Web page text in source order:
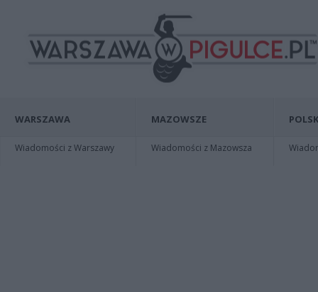
WARSZAWA
Wiadomości z Warszawy
MAZOWSZE
Wiadomości z Mazowsza